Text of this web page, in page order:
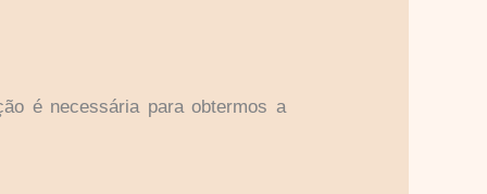
é necessária para obtermos a